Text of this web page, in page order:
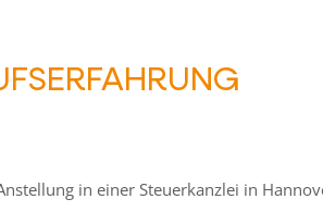
in einer Steuerkanzlei in